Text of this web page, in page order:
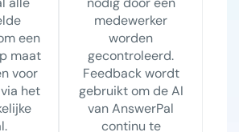
een
maat
voor
het
medewerker
worden
gecontroleerd.
Feedback wordt
gebruikt om de AI
van AnswerPal
continu te